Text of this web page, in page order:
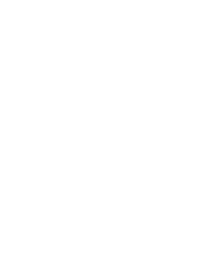
El Faraón de Camas recibió el
mundo del toro en el Patio de
Alcázar de Sevilla en una